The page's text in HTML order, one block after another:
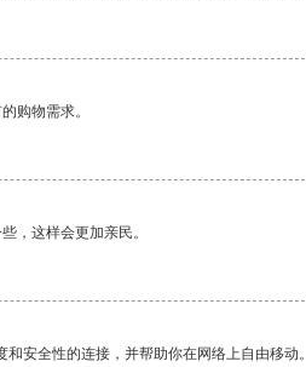
购物需求。
，这样会更加亲民。
安全性的连接，并帮助你在网络上自由移动。